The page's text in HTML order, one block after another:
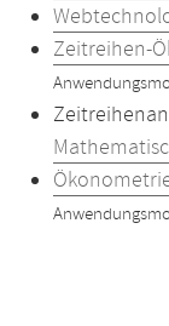
Zeitreihen-